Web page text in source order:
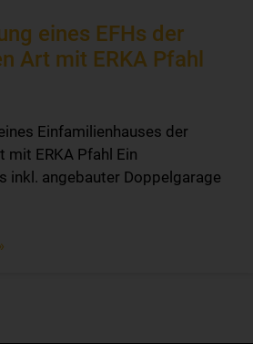
eines EFHs der
Art mit ERKA Pfahl
Einfamilienhauses der
mit ERKA Pfahl Ein
inkl. angebauter Doppelgarage